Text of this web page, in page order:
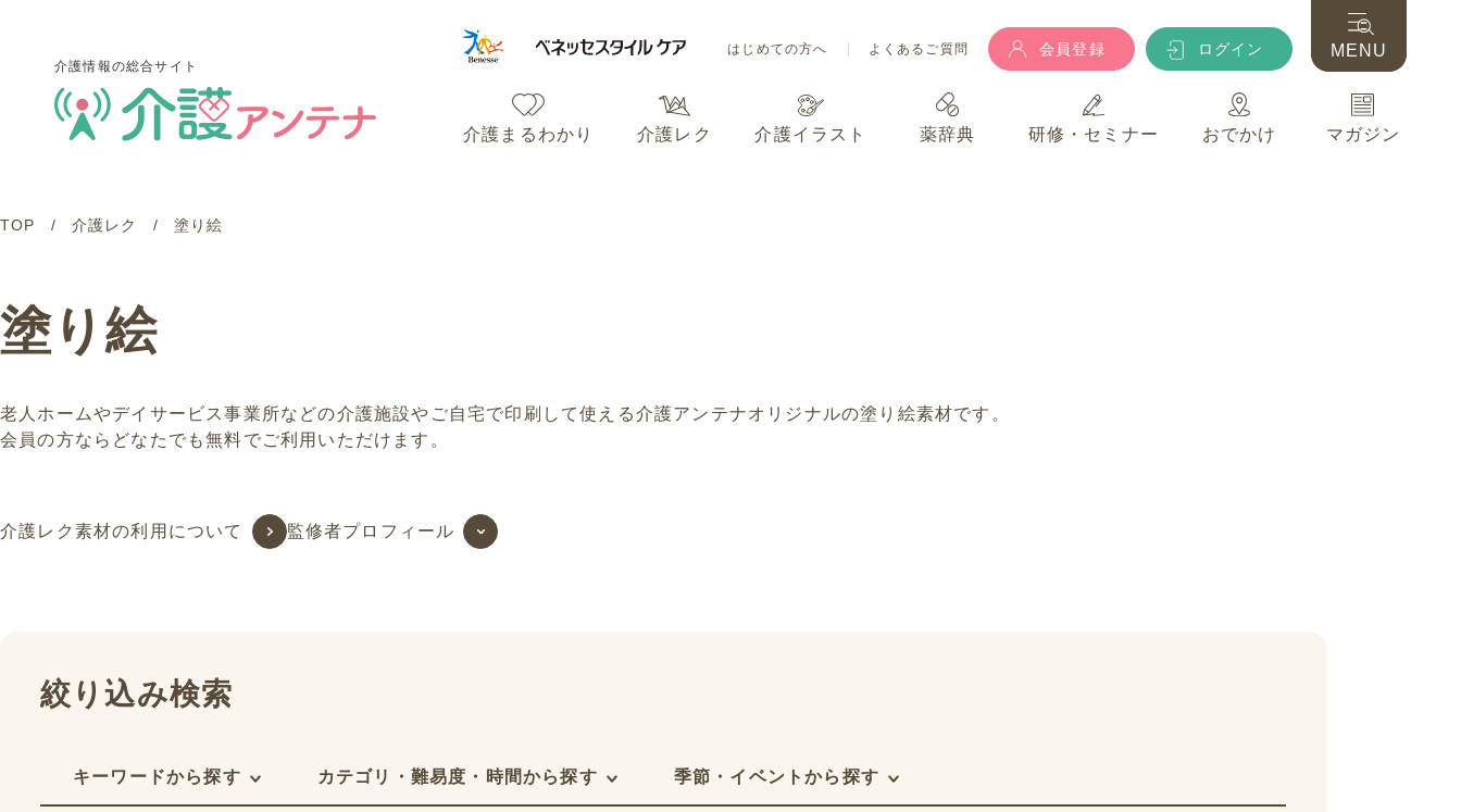
介護情報の総合サイト
はじめての方へ よくあるご質問 会員登録 ログイン
介護まるわかり 介護レク 介護イラスト 薬辞典 研修・セミナー おでかけ マガジン
MENU
介護情報の総合サイト
TOP 介護レク 塗り絵
塗り絵
老人ホームやデイサービス事業所などの介護施設やご自宅で印刷して使える介護アンテナオリジナルの塗り絵素材です。
会員の方ならどなたでも無料でご利用いただけます。
介護レク素材の利用について 監修者プロフィール
絞り込み検索
キーワードから探す カテゴリ・難易度・時間から探す 季節・イベントから探す